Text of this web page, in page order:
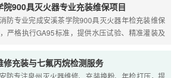
院900具灭火器专业充装维保项目
防专业完成安溪茶学院900具灭火器年检充装维保
严格执行GA95标准，提供水压试验、精准灌装及
修充装与七氟丙烷检测服务
防专注泉州灭火器维修、充装换粉、年检打压，提